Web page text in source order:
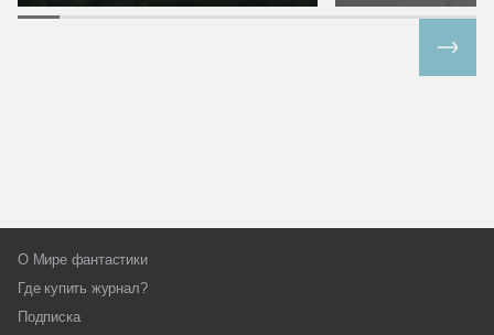
О Мире фантастики
Где купить журнал?
Подписка